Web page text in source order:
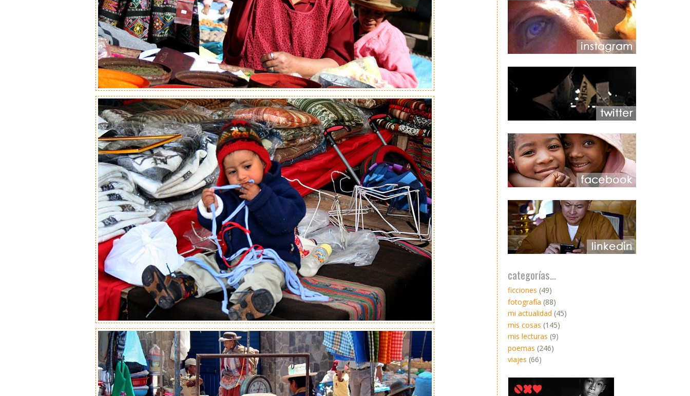
categorías...
ficciones (49)
fotografía (88)
mi actualidad (45)
mis cosas (145)
mis lecturas (9)
poemas (246)
viajes (66)